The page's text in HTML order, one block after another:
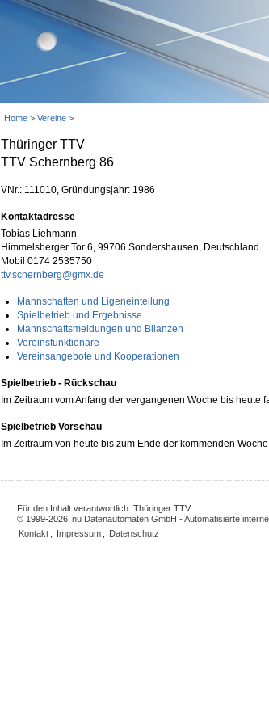
Home > Vereine >
Thüringer TTV
TTV Schernberg 86
VNr.: 111010, Gründungsjahr: 1986
Kontaktadresse
Tobias Liehmann
Himmelsberger Tor 6, 99706 Sondershausen, Deutschland
Mobil 0174 2535750
ttv.schernberg@gmx.de
Mannschaften und Ligeneinteilung
Spielbetrieb und Ergebnisse
Mannschaftsmeldungen und Bilanzen
Vereinsfunktionäre
Vereinsangebote und Kooperationen
Spielbetrieb - Rückschau
Im Zeitraum vom Anfang der vergangenen Woche bis heute
Spielbetrieb Vorschau
Im Zeitraum von heute bis zum Ende der kommenden
Für den Inhalt verantwortlich: Thüringer TTV
© 1999-2026 nu Datenautomaten GmbH - Automatisierte
Kontakt
Impressum Datenschutz